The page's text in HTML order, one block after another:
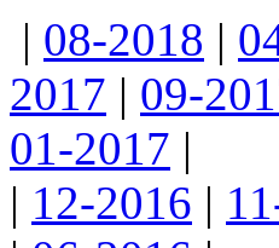
| 08-2018 |
2017 | 09-
01-2017 |
| 12-2016 |